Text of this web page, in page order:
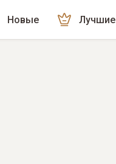
Новые Лучшие